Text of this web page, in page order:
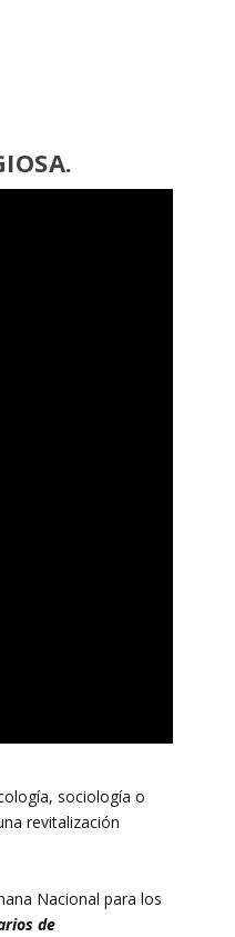
sociología o
revitalización
Nacional para los
de